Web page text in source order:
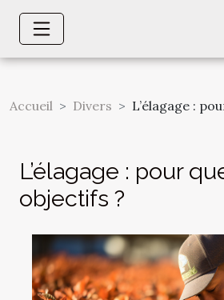
Accueil Divers L’élagage :
L’élagage : pour
objectifs ?